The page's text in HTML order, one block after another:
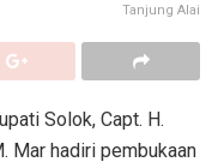
Tanjung Alai
Solok, Capt. H.
Mar hadiri pembukaan